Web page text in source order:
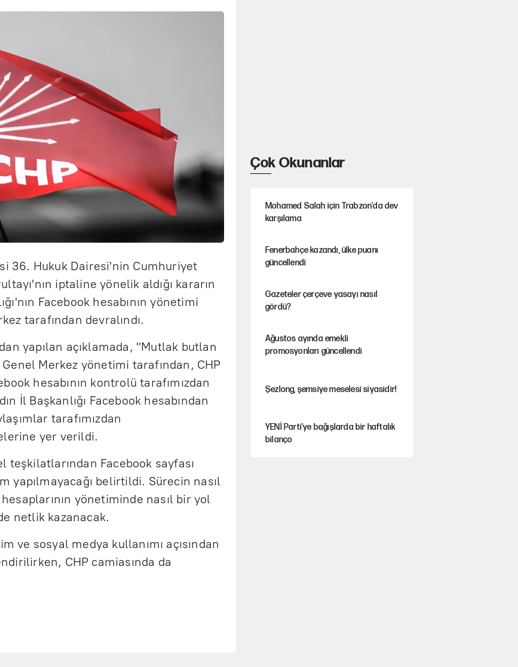
36. Hukuk Dairesi'nin Cumhuriyet
iptaline yönelik aldığı kararın
Facebook hesabının yönetimi
tarafından devralındı.
yapılan açıklamada, "Mutlak butlan
Merkez yönetimi tarafından, CHP
hesabının kontrolü tarafımızdan
İl Başkanlığı Facebook hesabından
tarafımızdan
yer verildi.
teşkilatlarından Facebook sayfası
yapılmayacağı belirtildi. Sürecin nasıl
yönetiminde nasıl bir yol
netlik kazanacak.
ve sosyal medya kullanımı açısından
CHP camiasında da
Çok Okunanlar
Mohamed Salah için Trabzon'da dev
karşılama
Fenerbahçe kazandı, ülke puanı
güncellendi
Gazeteler çerçeve yasayı nasıl
gördü?
Ağustos ayında emekli
promosyonları güncellendi
Şezlong, şemsiye meselesi siyasidir!
YENİ Parti'ye bağışlarda bir haftalık
bilanço